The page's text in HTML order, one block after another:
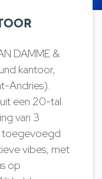
DAMME &
kantoor,
Andries).
een 20-tal
van 3
toegevoegd
vibes, met
op